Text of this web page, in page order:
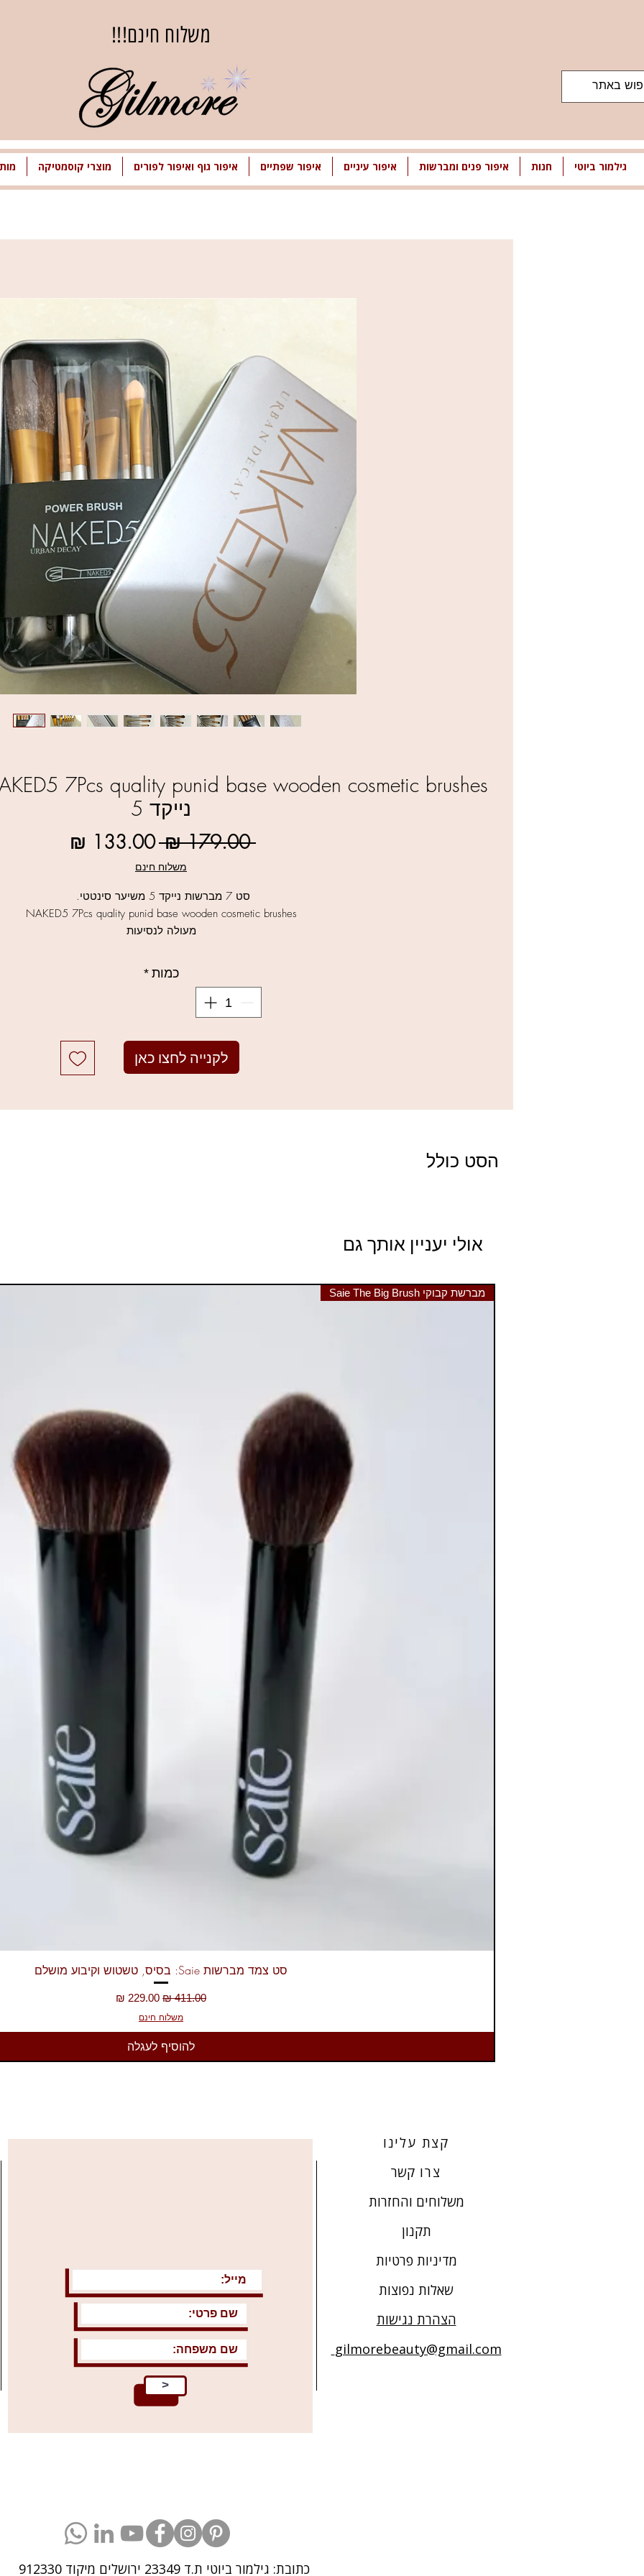
משלוח חינם!!!
גילמור ביוטי חנות איפור פנים ומברשות איפור עיניים איפור שפתיים איפור גוף ואיפור לפורים מוצרי קוסמטיקה
נייקד 5
‏179.00 ‏₪
מחיר
רגיל
משלוח חינם
סט 7 מברשות נייקד 5 משיער סינטטי.
NAKED5 7Pcs quality punid base wooden cosmetic brushes
מעולה לנסיעות
כמות *
לקנייה לחצו כאן
הסט כולל
אולי יעניין אותך גם
תצוגה מהירה
מברשת קבוקי Saie The Big Brush
סט צמד מברשות Saie: בסיס, טשטוש וקיבוע מושלם
מחיר רגיל מחיר מבצע
משלוח חינם
להוסיף לעגלה
>
קצת עלינו
צרו קשר
משלוחים והחזרות
תקנון
מדיניות פרטיות
שאלות נפוצות
הצהרת נגישות
gilmorebeauty@gmail.com
כתובת: גילמור ביוטי ת.ד 23349 ירושלים מיקוד 912330